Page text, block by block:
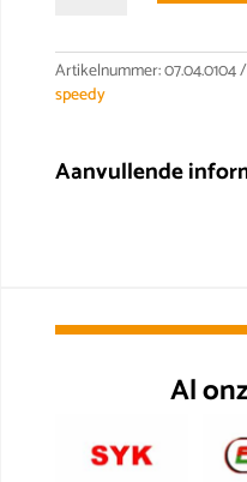
G9
O
G
aantal
Artikelnummer:07.04.0104
speedy
Aanvullende
Al